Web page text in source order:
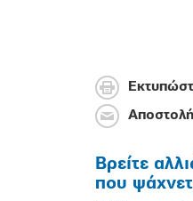
Βρείτε
που